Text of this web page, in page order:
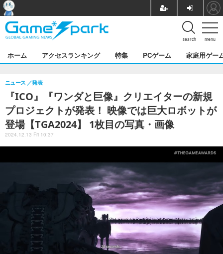
menu
search
ホーム アクセスランキング 特集 PCゲーム 家庭用ゲー
『ICO』『ワンダと巨像』クリエイターの新規
プロジェクトが発表！ 映像では巨大ロボットが
登場【TGA2024】 1枚目の写真・画像
ニュース 発表
2024.12.13 Fri 10:37